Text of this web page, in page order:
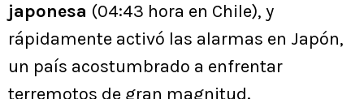
japonesa (04:43 hora en Chile), y
rápidamente activó las alarmas en Japón,
un país acostumbrado a enfrentar
terremotos de gran magnitud.